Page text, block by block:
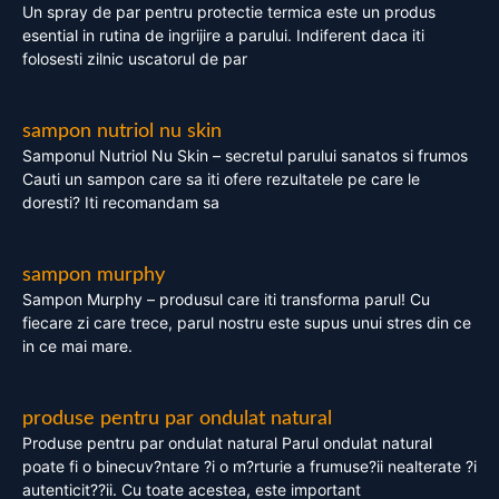
Un spray de par pentru protectie termica este un produs
esential in rutina de ingrijire a parului. Indiferent daca iti
folosesti zilnic uscatorul de par
sampon nutriol nu skin
Samponul Nutriol Nu Skin – secretul parului sanatos si frumos
Cauti un sampon care sa iti ofere rezultatele pe care le
doresti? Iti recomandam sa
sampon murphy
Sampon Murphy – produsul care iti transforma parul! Cu
fiecare zi care trece, parul nostru este supus unui stres din ce
in ce mai mare.
produse pentru par ondulat natural
Produse pentru par ondulat natural Parul ondulat natural
poate fi o binecuv?ntare ?i o m?rturie a frumuse?ii nealterate ?i
autenticit??ii. Cu toate acestea, este important